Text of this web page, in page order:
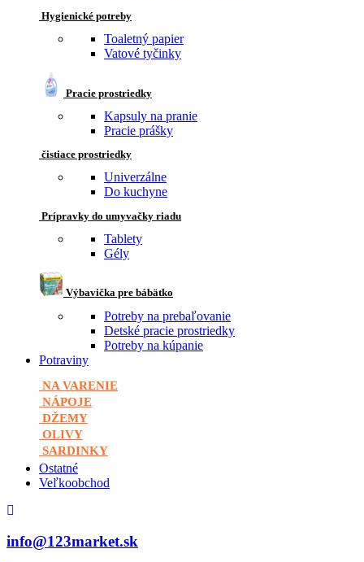
Hygienické potreby
Toaletný papier
Vatové tyčinky
Pracie prostriedky
Kapsuly na pranie
Pracie prášky
čistiace prostriedky
Univerzálne
Do kuchyne
Prípravky do umyvačky riadu
Tablety
Gély
Výbavička pre bábätko
Potreby na prebaľovanie
Detské pracie prostriedky
Potreby na kúpanie
Potraviny
NA VARENIE
NÁPOJE
DŽEMY
OLIVY
SARDINKY
Ostatné
Veľkoobchod
info@123market.sk